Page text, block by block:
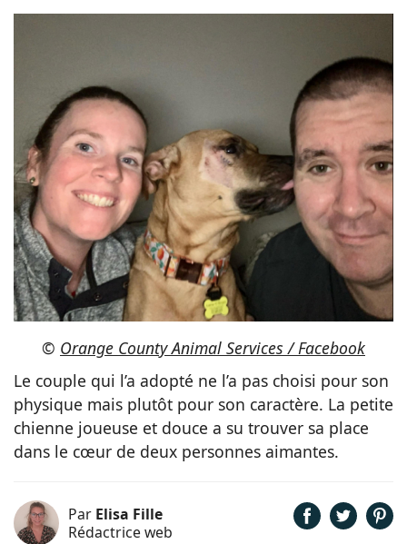
© Orange County Animal Services / Facebook
Le couple qui l’a adopté ne l’a pas choisi pour son
physique mais plutôt pour son caractère. La petite
chienne joueuse et douce a su trouver sa place
dans le cœur de deux personnes aimantes.
Par Elisa Fille
Rédactrice web